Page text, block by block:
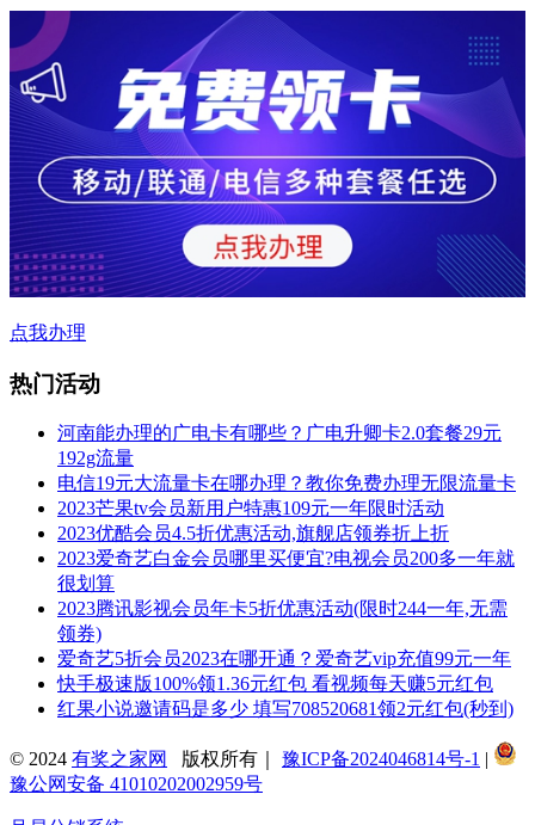
点我办理
热门活动
河南能办理的广电卡有哪些？广电升卿卡2.0套餐29元
192g流量
电信19元大流量卡在哪办理？教你免费办理无限流量卡
2023芒果tv会员新用户特惠109元一年限时活动
2023优酷会员4.5折优惠活动,旗舰店领券折上折
2023爱奇艺白金会员哪里买便宜?电视会员200多一年就
很划算
2023腾讯影视会员年卡5折优惠活动(限时244一年,无需
领券)
爱奇艺5折会员2023在哪开通？爱奇艺vip充值99元一年
快手极速版100%领1.36元红包 看视频每天赚5元红包
红果小说邀请码是多少 填写708520681领2元红包(秒到)
© 2024 有奖之家网 版权所有｜ 豫ICP备2024046814号-1 |
豫公网安备 41010202002959号